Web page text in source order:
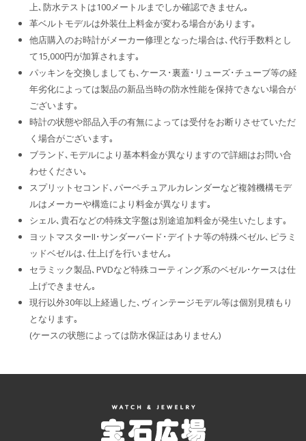
上､防水テストは100メートルまでしか確認できません｡
革ベルトモデルは外装仕上料金が変わる場合があります｡
他店購入のお時計がメーカー修理となった場合は､代行手数料とし
て15,000円が加算されます｡
パッキンを交換しましても､ケース･裏蓋･リューズ･チューブ等の経
年劣化によっては製品の新品当時の防水性能を保持できない場合が
ございます｡
時計の状態や部品入手の有無によっては受付をお断りさせていただ
く場合がございます｡
ブランド､モデルにより基本料金が異なりますので詳細はお問い合
わせください｡
スプリットセコンド､パーペチュアルカレンダーなど複雑機構モデ
ルはメーカーや構造により料金が異なります｡
シェル､貴石などの特殊文字盤は別途追加料金が発生いたします｡
ヨットマスターII･サンダーバード･デイトナ等の特殊ベゼル､ピラミ
ッドベゼルは､仕上げを行いません｡
セラミック製品､PVDなど特殊コーティング系のベゼル･ケースは仕
上げできません｡
現行以外30年以上経過した､ヴィンテージモデル等は個別見積もり
となります｡
(ケースの状態によっては防水保証はありません)